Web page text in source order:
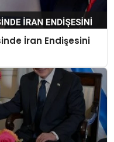
İran Endişesini